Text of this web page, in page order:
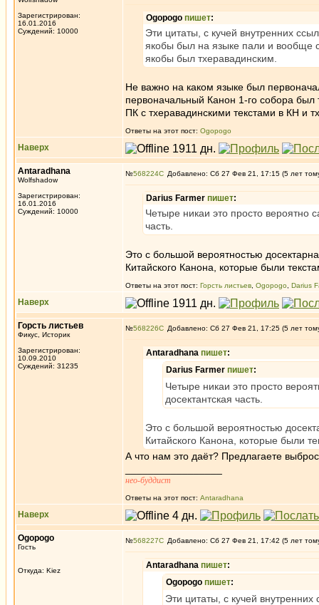
Зарегистрирован:
16.01.2016
Суждений: 10000
Ogopogo пишет:
Эти цитаты, с кучей внутренних
якобы был на языке пали и вообще
якобы был тхеравадинским.
Не важно на каком языке был
первоначальный Канон 1-го собора
ПК с тхеравадинскими текстами в КН и
Ответы на этот пост: Ogopogo
Наверх
Antaradhana
Wolfshadow
Зарегистрирован:
16.01.2016
Суждений: 10000
№568224 Добавлено: Сб 27 Фев 21, 17:15 (5 лет
Darius Farmer пишет:
Четыре никаи это просто вероятно
часть.
Это с большой вероятностью
Китайского Канона, которые были
Ответы на этот пост: Горсть листьев Ogopogo Darius
Наверх
Горсть листьев
Фикус, Историк
Зарегистрирован:
10.09.2010
Суждений: 31235
№568226 Добавлено: Сб 27 Фев 21, 17:25 (5 лет
Antaradhana пишет:
Darius Farmer пишет:
Четыре никаи это просто
досектантская часть.
Это с большой вероятностью
Китайского Канона, которые были
А что нам это даёт? Предлагаете
нео-буддист
Ответы на этот пост: Antaradhana
Наверх
Ogopogo
Гость
Откуда: Kiez
№568227 Добавлено: Сб 27 Фев 21, 17:42 (5 лет
Antaradhana пишет:
Ogopogo пишет:
Эти цитаты, с кучей